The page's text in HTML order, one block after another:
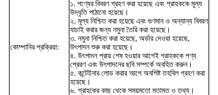
কোম্পানির প্রক্রিয়া:
১. পণ্যের বিবরণ গ্রহণ করা হয়েছে এবং গ্রাহককে মূল্য
উদ্ধৃতি পাঠানো হয়েছে।
২. মূল্য নিশ্চিত করা হয়েছে এবং গুণমান ও অন্যান্য বিবরণ
যাচাই করার জন্য নমুনা তৈরি করা হয়েছে।
৩. নমুনা নিশ্চিত করা হয়েছে, অর্ডার দেওয়া হয়েছে,
উৎপাদন শুরু করা হয়েছে।
৪. উৎপাদন প্রায় শেষ হওয়ার আগেই গ্রাহককে পণ্য
প্রেরণ এবং উৎপাদনের ছবি সম্পর্কে অবহিত করুন।
৫. কন্টেইনার লোড করার আগে অবশিষ্ট তহবিল গ্রহণ করা
হয়েছে।
৬. গ্রাহকের কাছ থেকে সময়মতো মতামত ও তথ্য।